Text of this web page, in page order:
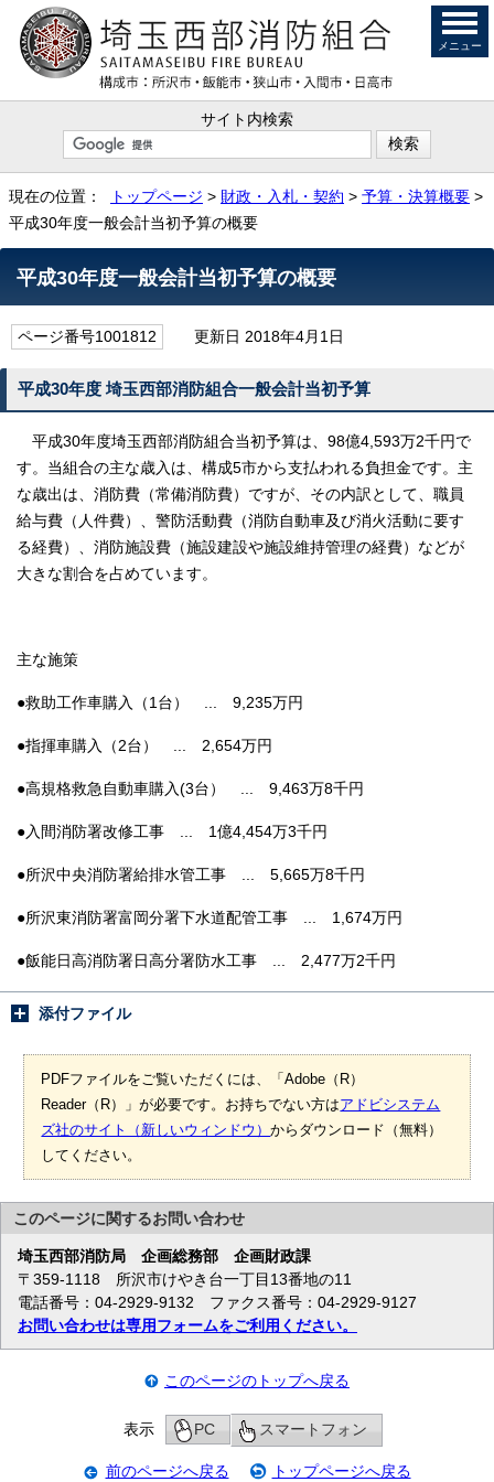
サイト内検索
メニュー
現在の位置： トップページ > 財政・入札・契約 > 予算・決算概要 >
平成30年度一般会計当初予算の概要
平成30年度一般会計当初予算の概要
ページ番号1001812 更新日 2018年4月1日
平成30年度 埼玉西部消防組合一般会計当初予算
平成30年度埼玉西部消防組合当初予算は、98億4,593万2千円で
す。当組合の主な歳入は、構成5市から支払われる負担金です。主
な歳出は、消防費（常備消防費）ですが、その内訳として、職員
給与費（人件費）、警防活動費（消防自動車及び消火活動に要す
る経費）、消防施設費（施設建設や施設維持管理の経費）などが
大きな割合を占めています。
主な施策
●救助工作車購入（1台） ... 9,235万円
●指揮車購入（2台） ... 2,654万円
●高規格救急自動車購入(3台） ... 9,463万8千円
●入間消防署改修工事 ... 1億4,454万3千円
●所沢中央消防署給排水管工事 ... 5,665万8千円
●所沢東消防署富岡分署下水道配管工事 ... 1,674万円
●飯能日高消防署日高分署防水工事 ... 2,477万2千円
添付ファイル
PDFファイルをご覧いただくには、「Adobe（R）
Reader（R）」が必要です。お持ちでない方はアドビシステム
ズ社のサイト（新しいウィンドウ）からダウンロード（無料）
してください。
このページに関するお問い合わせ
埼玉西部消防局 企画総務部 企画財政課
〒359-1118 所沢市けやき台一丁目13番地の11
電話番号：04-2929-9132 ファクス番号：04-2929-9127
お問い合わせは専用フォームをご利用ください。
このページのトップへ戻る
表示 PC スマートフォン
前のページへ戻る トップページへ戻る